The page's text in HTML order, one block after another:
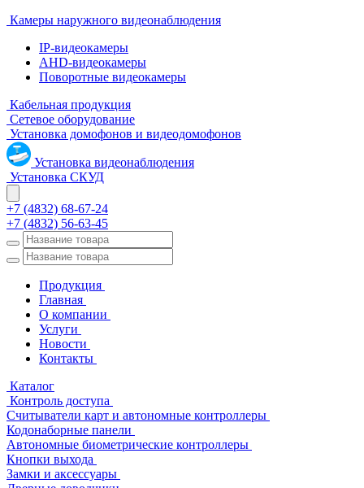
Камеры наружного видеонаблюдения
IP-видеокамеры
AHD-видеокамеры
Поворотные видеокамеры
Кабельная продукция
Сетевое оборудование
Установка домофонов и видеодомофонов
Установка видеонаблюдения
Установка СКУД
+7 (4832) 68-67-24
+7 (4832) 56-63-45
Продукция
Главная
О компании
Услуги
Новости
Контакты
Каталог
Контроль доступа
Считыватели карт и автономные контроллеры
Кодонаборные панели
Автономные биометрические контроллеры
Кнопки выхода
Замки и аксессуары